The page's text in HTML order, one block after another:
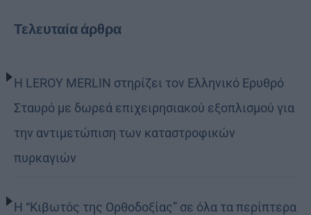
Τελευταία άρθρα
Η LEROY MERLIN στηρίζει τον Ελληνικό Ερυθρό
Σταυρό με δωρεά επιχειρησιακού εξοπλισμού για
την αντιμετώπιση των καταστροφικών
πυρκαγιών
Η “Κιβωτός της Ορθοδοξίας” σε όλα τα περίπτερα